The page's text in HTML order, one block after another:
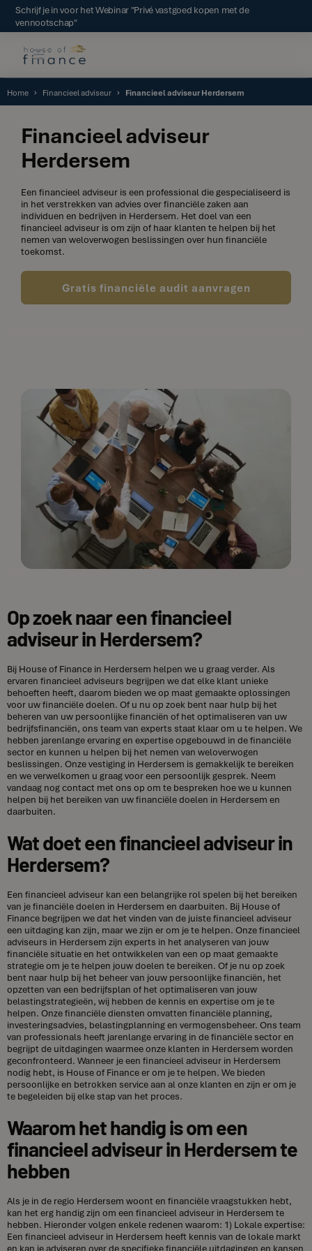
Schrijf je in voor het Webinar "Privé vastgoed kopen met de
vennootschap"
Home Financieel adviseur Financieel adviseur Herdersem
Financieel adviseur
Herdersem
Een financieel adviseur is een professional die gespecialiseerd is
in het verstrekken van advies over financiële zaken aan
individuen en bedrijven in Herdersem. Het doel van een
financieel adviseur is om zijn of haar klanten te helpen bij het
nemen van weloverwogen beslissingen over hun financiële
toekomst.
Gratis financiële audit aanvragen
Op zoek naar een financieel
adviseur in Herdersem?
Bij House of Finance in Herdersem helpen we u graag verder. Als
ervaren financieel adviseurs begrijpen we dat elke klant unieke
behoeften heeft, daarom bieden we op maat gemaakte oplossingen
voor uw financiële doelen. Of u nu op zoek bent naar hulp bij het
beheren van uw persoonlijke financiën of het optimaliseren van uw
bedrijfsfinanciën, ons team van experts staat klaar om u te helpen. We
hebben jarenlange ervaring en expertise opgebouwd in de financiële
sector en kunnen u helpen bij het nemen van weloverwogen
beslissingen. Onze vestiging in Herdersem is gemakkelijk te bereiken
en we verwelkomen u graag voor een persoonlijk gesprek. Neem
vandaag nog contact met ons op om te bespreken hoe we u kunnen
helpen bij het bereiken van uw financiële doelen in Herdersem en
daarbuiten.
Wat doet een financieel adviseur in
Herdersem?
Een financieel adviseur kan een belangrijke rol spelen bij het bereiken
van je financiële doelen in Herdersem en daarbuiten. Bij House of
Finance begrijpen we dat het vinden van de juiste financieel adviseur
een uitdaging kan zijn, maar we zijn er om je te helpen. Onze financieel
adviseurs in Herdersem zijn experts in het analyseren van jouw
financiële situatie en het ontwikkelen van een op maat gemaakte
strategie om je te helpen jouw doelen te bereiken. Of je nu op zoek
bent naar hulp bij het beheer van jouw persoonlijke financiën, het
opzetten van een bedrijfsplan of het optimaliseren van jouw
belastingstrategieën, wij hebben de kennis en expertise om je te
helpen. Onze financiële diensten omvatten financiële planning,
investeringsadvies, belastingplanning en vermogensbeheer. Ons team
van professionals heeft jarenlange ervaring in de financiële sector en
begrijpt de uitdagingen waarmee onze klanten in Herdersem worden
geconfronteerd. Wanneer je een financieel adviseur in Herdersem
nodig hebt, is House of Finance er om je te helpen. We bieden
persoonlijke en betrokken service aan al onze klanten en zijn er om je
te begeleiden bij elke stap van het proces.
Waarom het handig is om een
financieel adviseur in Herdersem te
hebben
Als je in de regio Herdersem woont en financiële vraagstukken hebt,
kan het erg handig zijn om een financieel adviseur in Herdersem te
hebben. Hieronder volgen enkele redenen waarom: 1) Lokale expertise:
Een financieel adviseur in Herdersem heeft kennis van de lokale markt
en kan je adviseren over de specifieke financiële uitdagingen en kansen